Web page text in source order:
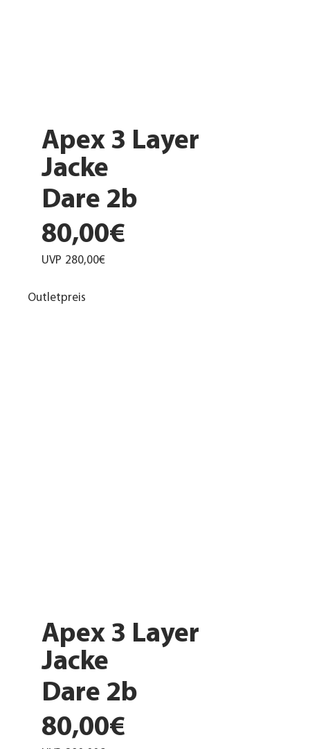
Apex 3 Layer
Jacke
Dare 2b
80,00€
UVP 280,00€
Apex 3 Layer
Jacke
Dare 2b
80,00€
Outletpreis